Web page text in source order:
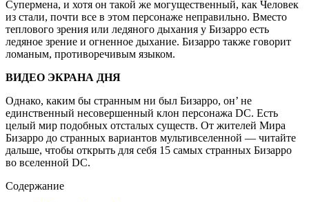
Супермена, и хотя он такой же могущественный, как Человек
из стали, почти все в этом персонаже неправильно. Вместо
теплового зрения или ледяного дыхания у Бизарро есть
ледяное зрение и огненное дыхание. Бизарро также говорит
ломаным, противоречивым языком.
ВИДЕО ЭКРАНА ДНЯ
Однако, каким бы странным ни был Бизарро, он’ не
единственный несовершенный клон персонажа DC. Есть
целый мир подобных отсталых существ. От жителей Мира
Бизарро до странных вариантов мультивселенной — читайте
дальше, чтобы открыть для себя 15 самых странных Бизарро
во вселенной DC.
Содержание